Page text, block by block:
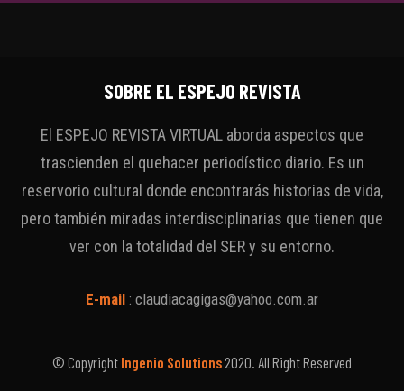
SOBRE EL ESPEJO REVISTA
El ESPEJO REVISTA VIRTUAL aborda aspectos que
trascienden el quehacer periodístico diario. Es un
reservorio cultural donde encontrarás historias de vida,
pero también miradas interdisciplinarias que tienen que
ver con la totalidad del SER y su entorno.
E-mail : claudiacagigas@yahoo.com.ar
© Copyright Ingenio Solutions 2020. All Right Reserved